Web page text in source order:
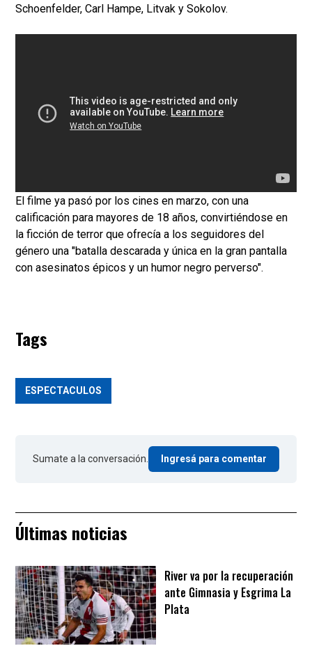
Schoenfelder, Carl Hampe, Litvak y Sokolov.
El filme ya pasó por los cines en marzo, con una
calificación para mayores de 18 años, convirtiéndose en
la ficción de terror que ofrecía a los seguidores del
género una "batalla descarada y única en la gran pantalla
con asesinatos épicos y un humor negro perverso".
Tags
ESPECTACULOS
Sumate a la conversación. Ingresá para comentar
Últimas noticias
River va por la recuperación
ante Gimnasia y Esgrima La
Plata